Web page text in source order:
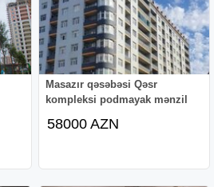
Masazır qəsəbəsi Qəsr
kompleksi podmayak mənzil
58000 AZN